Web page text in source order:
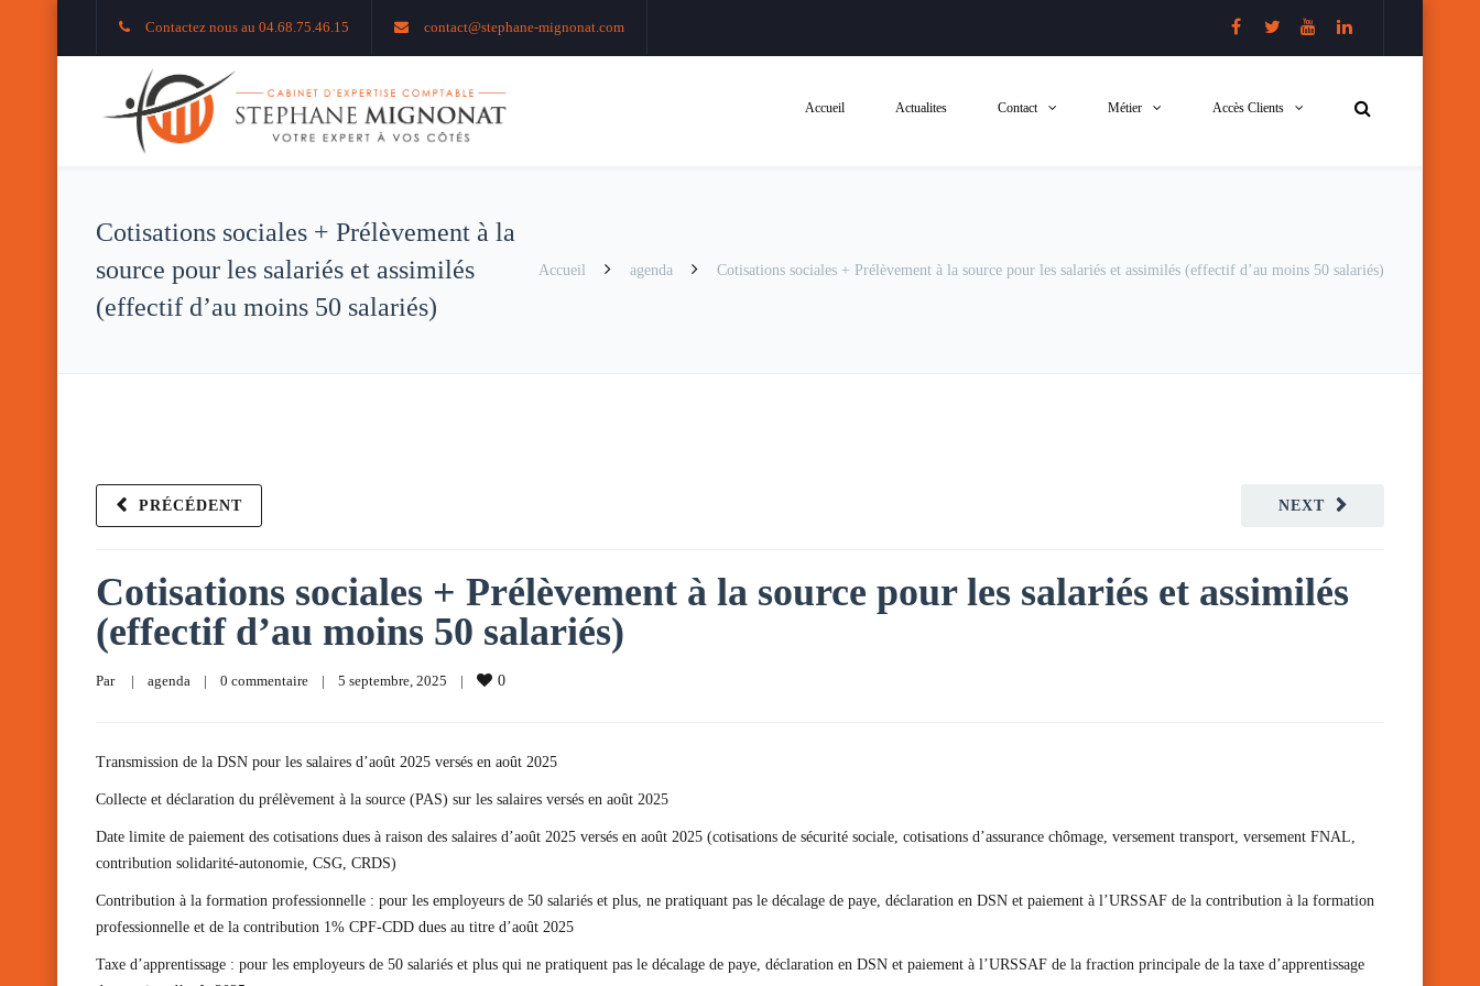
Contactez nous au 04.68.75.46.15 contact@stephane-mignonat.com
Accueil Actualites Contact Métier Accès Clients
Cotisations sociales + Prélèvement à la
source pour les salariés et assimilés
(effectif d’au moins 50 salariés)
Accueil agenda Cotisations sociales + Prélèvement à la source pour les salariés et assimilés (effectif d’au moins 50 salariés)
NEXT
PRÉCÉDENT
Cotisations sociales + Prélèvement à la source pour les salariés et assimilés
(effectif d’au moins 50 salariés)
Par | agenda | 0 commentaire | 5 septembre, 2025 | 0
Transmission de la DSN pour les salaires d’août 2025 versés en août 2025
Collecte et déclaration du prélèvement à la source (PAS) sur les salaires versés en août 2025
Date limite de paiement des cotisations dues à raison des salaires d’août 2025 versés en août 2025 (cotisations de sécurité sociale, cotisations d’assurance chômage, versement transport, versement FNAL,
contribution solidarité-autonomie, CSG, CRDS)
Contribution à la formation professionnelle : pour les employeurs de 50 salariés et plus, ne pratiquant pas le décalage de paye, déclaration en DSN et paiement à l’URSSAF de la contribution à la formation
professionnelle et de la contribution 1% CPF-CDD dues au titre d’août 2025
Taxe d’apprentissage : pour les employeurs de 50 salariés et plus qui ne pratiquent pas le décalage de paye, déclaration en DSN et paiement à l’URSSAF de la fraction principale de la taxe d’apprentissage